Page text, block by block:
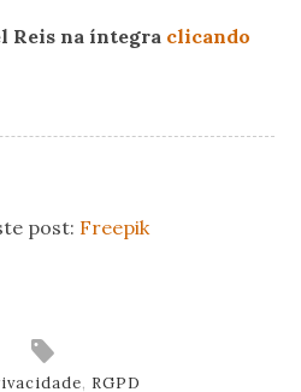
Reis na íntegra clicando
post: Freepik
, RGPD